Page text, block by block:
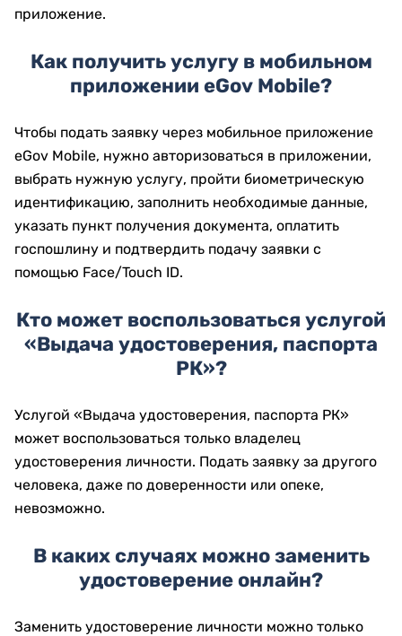
приложение.
Как получить услугу в мобильном
приложении eGov Mobile?
Чтобы подать заявку через мобильное приложение
eGov Mobile, нужно авторизоваться в приложении,
выбрать нужную услугу, пройти биометрическую
идентификацию, заполнить необходимые данные,
указать пункт получения документа, оплатить
госпошлину и подтвердить подачу заявки с
помощью Face/Touch ID.
Кто может воспользоваться услугой
«Выдача удостоверения, паспорта
РК»?
Услугой «Выдача удостоверения, паспорта РК»
может воспользоваться только владелец
удостоверения личности. Подать заявку за другого
человека, даже по доверенности или опеке,
невозможно.
В каких случаях можно заменить
удостоверение онлайн?
Заменить удостоверение личности можно только